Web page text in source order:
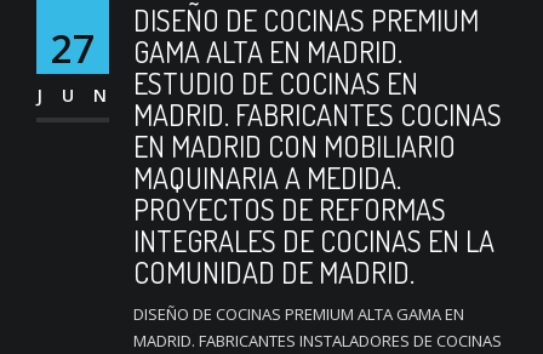
27
JUN
DISEÑO DE COCINAS PREMIUM
GAMA ALTA EN MADRID.
ESTUDIO DE COCINAS EN
MADRID. FABRICANTES COCINAS
EN MADRID CON MOBILIARIO
MAQUINARIA A MEDIDA.
PROYECTOS DE REFORMAS
INTEGRALES DE COCINAS EN LA
COMUNIDAD DE MADRID.
DISEÑO DE COCINAS PREMIUM ALTA GAMA EN
MADRID. FABRICANTES INSTALADORES DE COCINAS